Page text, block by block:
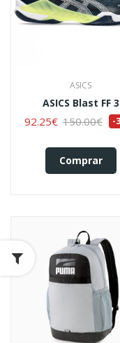
ASICS
ASICS Blast FF 3
92.25€ 150.00€ -
Comprar